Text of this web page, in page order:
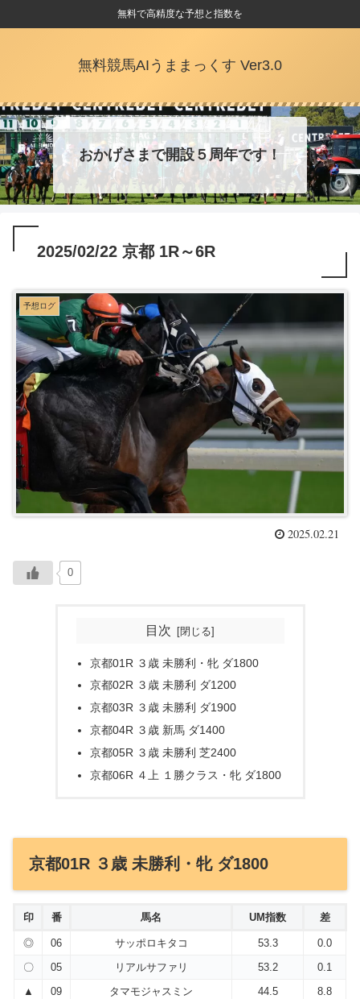
無料で高精度な予想と指数を
無料競馬AIうままっくす Ver3.0
おかげさまで開設５周年です！
2025/02/22 京都 1R～6R
予想ログ
2025.02.21
0
目次
京都01R ３歳 未勝利・牝 ダ1800
京都02R ３歳 未勝利 ダ1200
京都03R ３歳 未勝利 ダ1900
京都04R ３歳 新馬 ダ1400
京都05R ３歳 未勝利 芝2400
京都06R ４上 １勝クラス・牝 ダ1800
京都01R ３歳 未勝利・牝 ダ1800
印 番 馬名 UM指数 差
◎ 06 サッポロキタコ 53.3
0.0
〇
05 リアルサファリ 53.2
0.1
▲
09 タマモジャスミン 44.5
8.8